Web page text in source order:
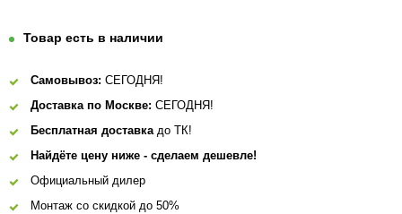
Товар есть в наличии
Самовывоз: СЕГОДНЯ!
Доставка по Москве: СЕГОДНЯ!
Бесплатная доставкадо ТК!
Найдёте цену ниже - сделаем дешевле!
Официальный дилер
Монтаж со скидкой до 50%